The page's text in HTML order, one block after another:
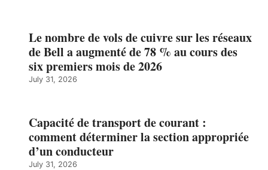
Le nombre de vols de cuivre sur les réseaux
de Bell a augmenté de 78 % au cours des
six premiers mois de 2026
July 31, 2026
Capacité de transport de courant :
comment déterminer la section appropriée
d’un conducteur
July 31, 2026